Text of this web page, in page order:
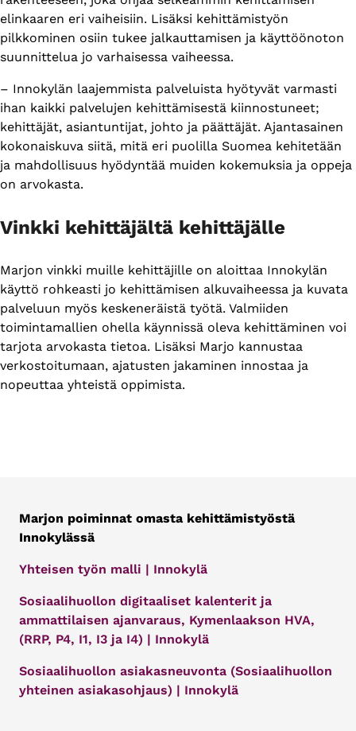
elinkaaren eri vaiheisiin. Lisäksi kehittämistyön
pilkkominen osiin tukee jalkauttamisen ja käyttöönoton
suunnittelua jo varhaisessa vaiheessa.
– Innokylän laajemmista palveluista hyötyvät varmasti
ihan kaikki palvelujen kehittämisestä kiinnostuneet;
kehittäjät, asiantuntijat, johto ja päättäjät. Ajantasainen
kokonaiskuva siitä, mitä eri puolilla Suomea kehitetään
ja mahdollisuus hyödyntää muiden kokemuksia ja oppeja
on arvokasta.
Vinkki kehittäjältä kehittäjälle
Marjon vinkki muille kehittäjille on aloittaa Innokylän
käyttö rohkeasti jo kehittämisen alkuvaiheessa ja kuvata
palveluun myös keskeneräistä työtä. Valmiiden
toimintamallien ohella käynnissä oleva kehittäminen voi
tarjota arvokasta tietoa. Lisäksi Marjo kannustaa
verkostoitumaan, ajatusten jakaminen innostaa ja
nopeuttaa yhteistä oppimista.
Marjon poiminnat omasta kehittämistyöstä
Innokylässä
Yhteisen työn malli | Innokylä
Sosiaalihuollon digitaaliset kalenterit ja
ammattilaisen ajanvaraus, Kymenlaakson HVA,
(RRP, P4, I1, I3 ja I4) | Innokylä
Sosiaalihuollon asiakasneuvonta (Sosiaalihuollon
yhteinen asiakasohjaus) | Innokylä